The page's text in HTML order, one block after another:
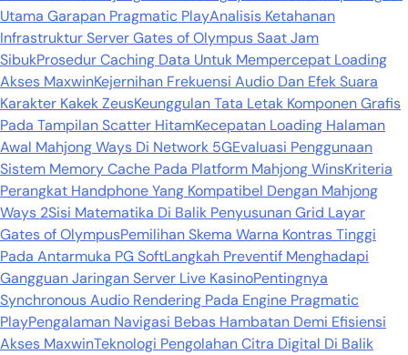
Utama Garapan Pragmatic PlayAnalisis Ketahanan
Infrastruktur Server Gates of Olympus Saat Jam
SibukProsedur Caching Data Untuk Mempercepat Loading
Akses MaxwinKejernihan Frekuensi Audio Dan Efek Suara
Karakter Kakek ZeusKeunggulan Tata Letak Komponen Grafis
Pada Tampilan Scatter HitamKecepatan Loading Halaman
Awal Mahjong Ways Di Network 5GEvaluasi Penggunaan
Sistem Memory Cache Pada Platform Mahjong WinsKriteria
Perangkat Handphone Yang Kompatibel Dengan Mahjong
Ways 2Sisi Matematika Di Balik Penyusunan Grid Layar
Gates of OlympusPemilihan Skema Warna Kontras Tinggi
Pada Antarmuka PG SoftLangkah Preventif Menghadapi
Gangguan Jaringan Server Live KasinoPentingnya
Synchronous Audio Rendering Pada Engine Pragmatic
PlayPengalaman Navigasi Bebas Hambatan Demi Efisiensi
Akses MaxwinTeknologi Pengolahan Citra Digital Di Balik